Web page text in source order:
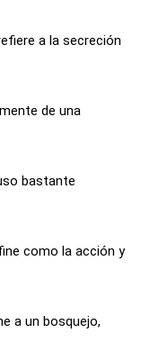
a la secreción
de una
bastante
como la acción y
a un bosquejo,